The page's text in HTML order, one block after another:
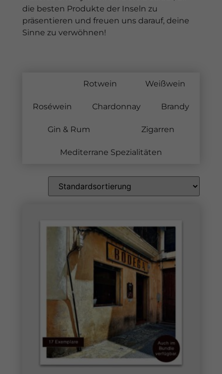
die besten Produkte der Inseln zu
präsentieren und freuen uns darauf, deine
Sinne zu verwöhnen!
Rotwein Weißwein
Roséwein Chardonnay Brandy
Gin & Rum Zigarren
Mediterrane Spezialitäten